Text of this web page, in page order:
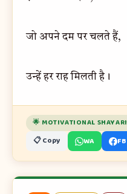
जो अपने दम पर चलते हैं,
उन्हें हर राह मिलती है।
🌟 MOTIVATIONAL SHAYARI
📋 Copy WA FB